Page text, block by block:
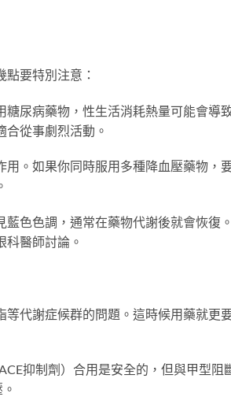
要特別注意：
尿病藥物，性生活消耗熱量可能會導
從事劇烈活動。
。如果你同時服用多種降血壓藥物，
色色調，通常在藥物代謝後就會恢復
醫師討論。
代謝症候群的問題。這時候用藥就更
抑制劑）合用是安全的，但與甲型阻